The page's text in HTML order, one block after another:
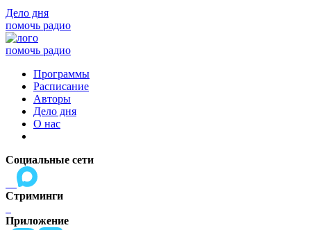
Дело дня
помочь радио
помочь радио
Программы
Расписание
Авторы
Дело дня
О нас
Социальные сети
Стриминги
Приложение